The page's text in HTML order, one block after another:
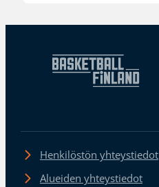
Henkilöstön yhteystiedot
Alueiden yhteystiedot